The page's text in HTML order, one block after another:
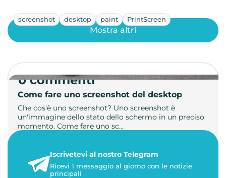
screenshot desktop paint PrintScreen
Come fare uno screenshot del desktop
Che cos'è uno screenshot? Uno screenshot è
un'immagine dello stato dello schermo in un preciso
momento. Come fare uno sc…
1 minuto di lettura
Mostra altri
0 commenti
Iscrivetevi al nostro Telegram
Ricevi 1 messaggio al giorno con le notizie
principali